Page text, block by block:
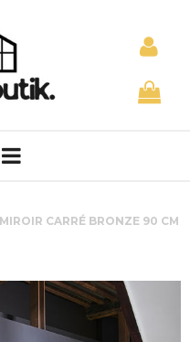
MIROIR CARRÉ BRONZE 90 CM